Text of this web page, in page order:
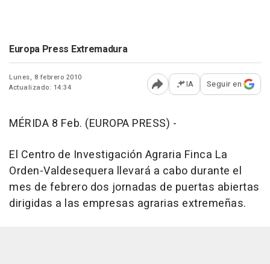
Europa Press Extremadura
Lunes, 8 febrero 2010
Actualizado: 14:34
Abrir opciones para
IA Seguir en
MÉRIDA 8 Feb. (EUROPA PRESS) -
El Centro de Investigación Agraria Finca La
Orden-Valdesequera llevará a cabo durante el
mes de febrero dos jornadas de puertas abiertas
dirigidas a las empresas agrarias extremeñas.